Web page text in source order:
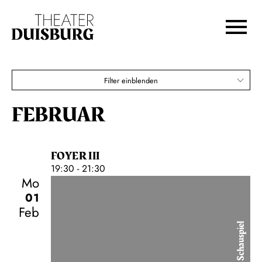
Zur Hauptnavigation springen
Zum Footer springen
Opernsaga geht weiter
FEBRUAR
FOYER III
19:30 - 21:30
Mo
01
Feb
Schauspiel